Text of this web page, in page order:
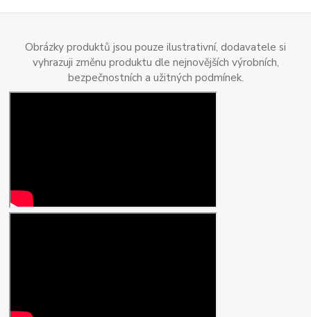
Obrázky produktů jsou pouze ilustrativní, dodavatele si
vyhrazuji změnu produktu dle nejnovějších výrobních,
bezpečnostních a užitných podmínek.